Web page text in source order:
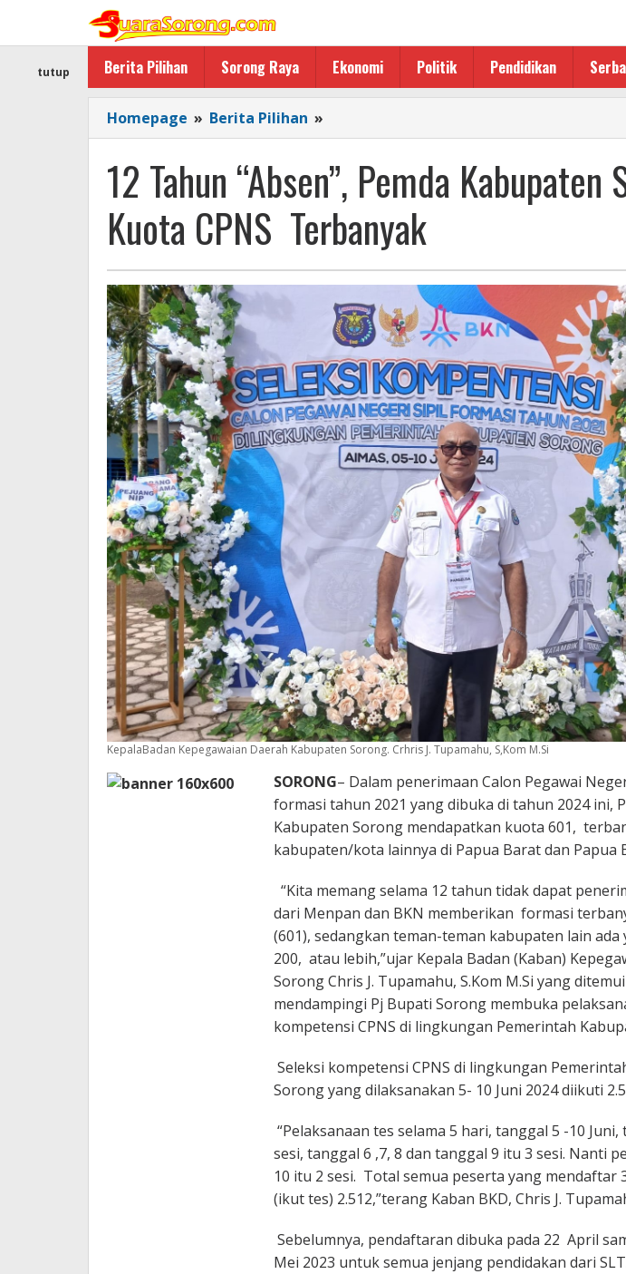
Berita Pilihan Sorong Raya Ekonomi Politik Pendidikan
tutup
Homepage » Berita Pilihan »
Tahun
Pemda
Kabupaten
Sorong
Dapat
Kuota
CPNS
Terbanyak
12 Tahun “Absen”, Pemda Kabupaten
Kuota CPNS Terbanyak
KepalaBadan Kepegawaian Daerah Kabupaten Sorong. Crhris J. Tupamahu, S,Kom M.Si
SORONG– Dalam penerimaan Calon Pegawai
formasi tahun 2021 yang dibuka di tahun 2024 ini,
Kabupaten Sorong mendapatkan kuota 601,
kabupaten/kota lainnya di Papua Barat dan Papua
“Kita memang selama 12 tahun tidak dapat
dari Menpan dan BKN memberikan formasi
(601), sedangkan teman-teman kabupaten lain ada
200, atau lebih,”ujar Kepala Badan (Kaban)
Sorong Chris J. Tupamahu, S.Kom M.Si yang
mendampingi Pj Bupati Sorong membuka
kompetensi CPNS di lingkungan Pemerintah
Seleksi kompetensi CPNS di lingkungan
Sorong yang dilaksanakan 5- 10 Juni 2024 diikuti
“Pelaksanaan tes selama 5 hari, tanggal 5 -10 Juni,
sesi, tanggal 6 ,7, 8 dan tanggal 9 itu 3 sesi. Nanti
10 itu 2 sesi. Total semua peserta yang mendaftar
(ikut tes) 2.512,”terang Kaban BKD, Chris J.
Sebelumnya, pendaftaran dibuka pada 22 April
Mei 2023 untuk semua jenjang pendidakan dari